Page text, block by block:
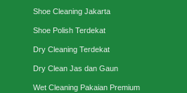
Shoe Cleaning Jakarta
Shoe Polish Terdekat
Dry Cleaning Terdekat
Dry Clean Jas dan Gaun
Wet Cleaning Pakaian Premium